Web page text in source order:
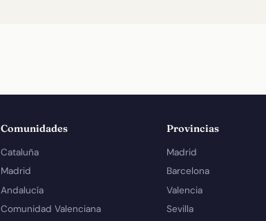
Comunidades
Cataluña
Madrid
Andalucía
Comunidad Valenciana
Provincias
Madrid
Barcelona
Valencia
Sevilla